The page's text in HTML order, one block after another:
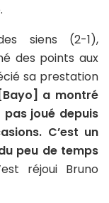
siens (2-1),
des points aux
sa prestation
a montré
pas joué depuis
C’est un
peu de temps
réjoui Bruno